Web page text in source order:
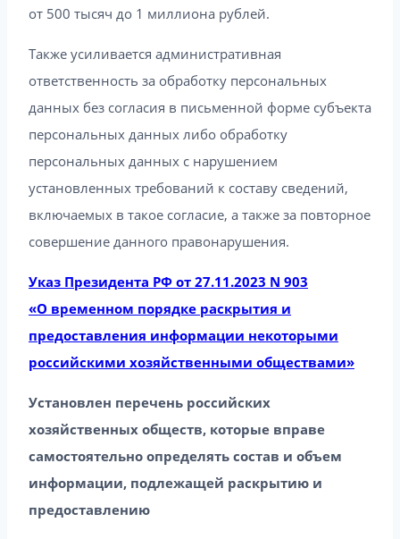
от 500 тысяч до 1 миллиона рублей.
Также усиливается административная
ответственность за обработку персональных
данных без согласия в письменной форме субъекта
персональных данных либо обработку
персональных данных с нарушением
установленных требований к составу сведений,
включаемых в такое согласие, а также за повторное
совершение данного правонарушения.
Указ Президента РФ от 27.11.2023 N 903
«О временном порядке раскрытия и
предоставления информации некоторыми
российскими хозяйственными обществами»
Установлен перечень российских
хозяйственных обществ, которые вправе
самостоятельно определять состав и объем
информации, подлежащей раскрытию и
предоставлению